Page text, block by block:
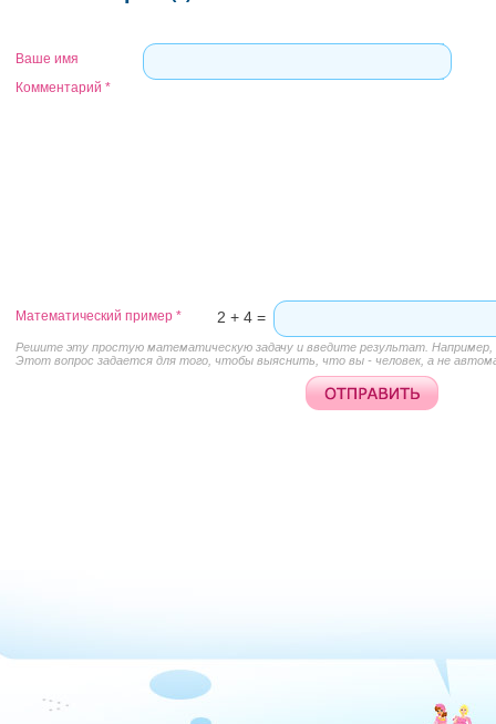
Ваше имя
Комментарий *
Этот вопрос задается для того, чтобы выяснить, что вы - человек, а не
Математический пример * 2 + 4 =
Решите эту простую математическую задачу и введите результат. Например,